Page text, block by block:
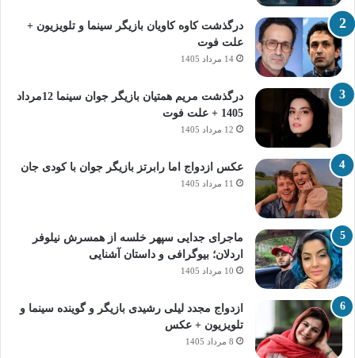
درگذشت کاوه کاویان بازیگر سینما و تلویزیون +
علت فوت
14 مرداد 1405
درگذشت مریم همتیان بازیگر جوان سینما 12مرداد
1405 + علت فوت
12 مرداد 1405
عکس ازدواج اما رابرتز بازیگر جوان با کودی جان
11 مرداد 1405
ماجرای جدایی سپهر خلسه از همسرش نیلوفر
اردلان؛ بیوگرافی و داستان آشنایی
10 مرداد 1405
ازدواج مجدد لیلی رشیدی بازیگر و گوینده سینما و
تلویزیون + عکس
8 مرداد 1405